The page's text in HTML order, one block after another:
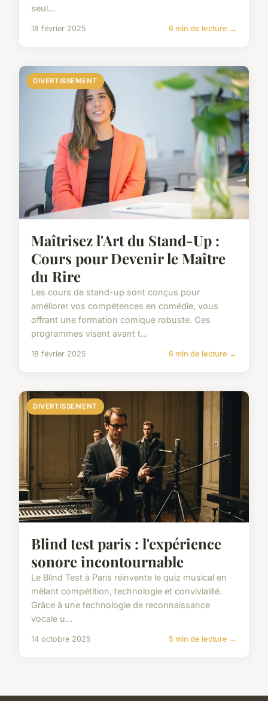
seul...
18 février 2025 6 min de lecture →
DIVERTISSEMENT
Maîtrisez l'Art du Stand-Up :
Cours pour Devenir le Maître
du Rire
Les cours de stand-up sont conçus pour
améliorer vos compétences en comédie, vous
offrant une formation comique robuste. Ces
programmes visent avant t...
18 février 2025 6 min de lecture →
DIVERTISSEMENT
Blind test paris : l'expérience
sonore incontournable
Le Blind Test à Paris réinvente le quiz musical en
mêlant compétition, technologie et convivialité.
Grâce à une technologie de reconnaissance
vocale u...
14 octobre 2025 5 min de lecture →